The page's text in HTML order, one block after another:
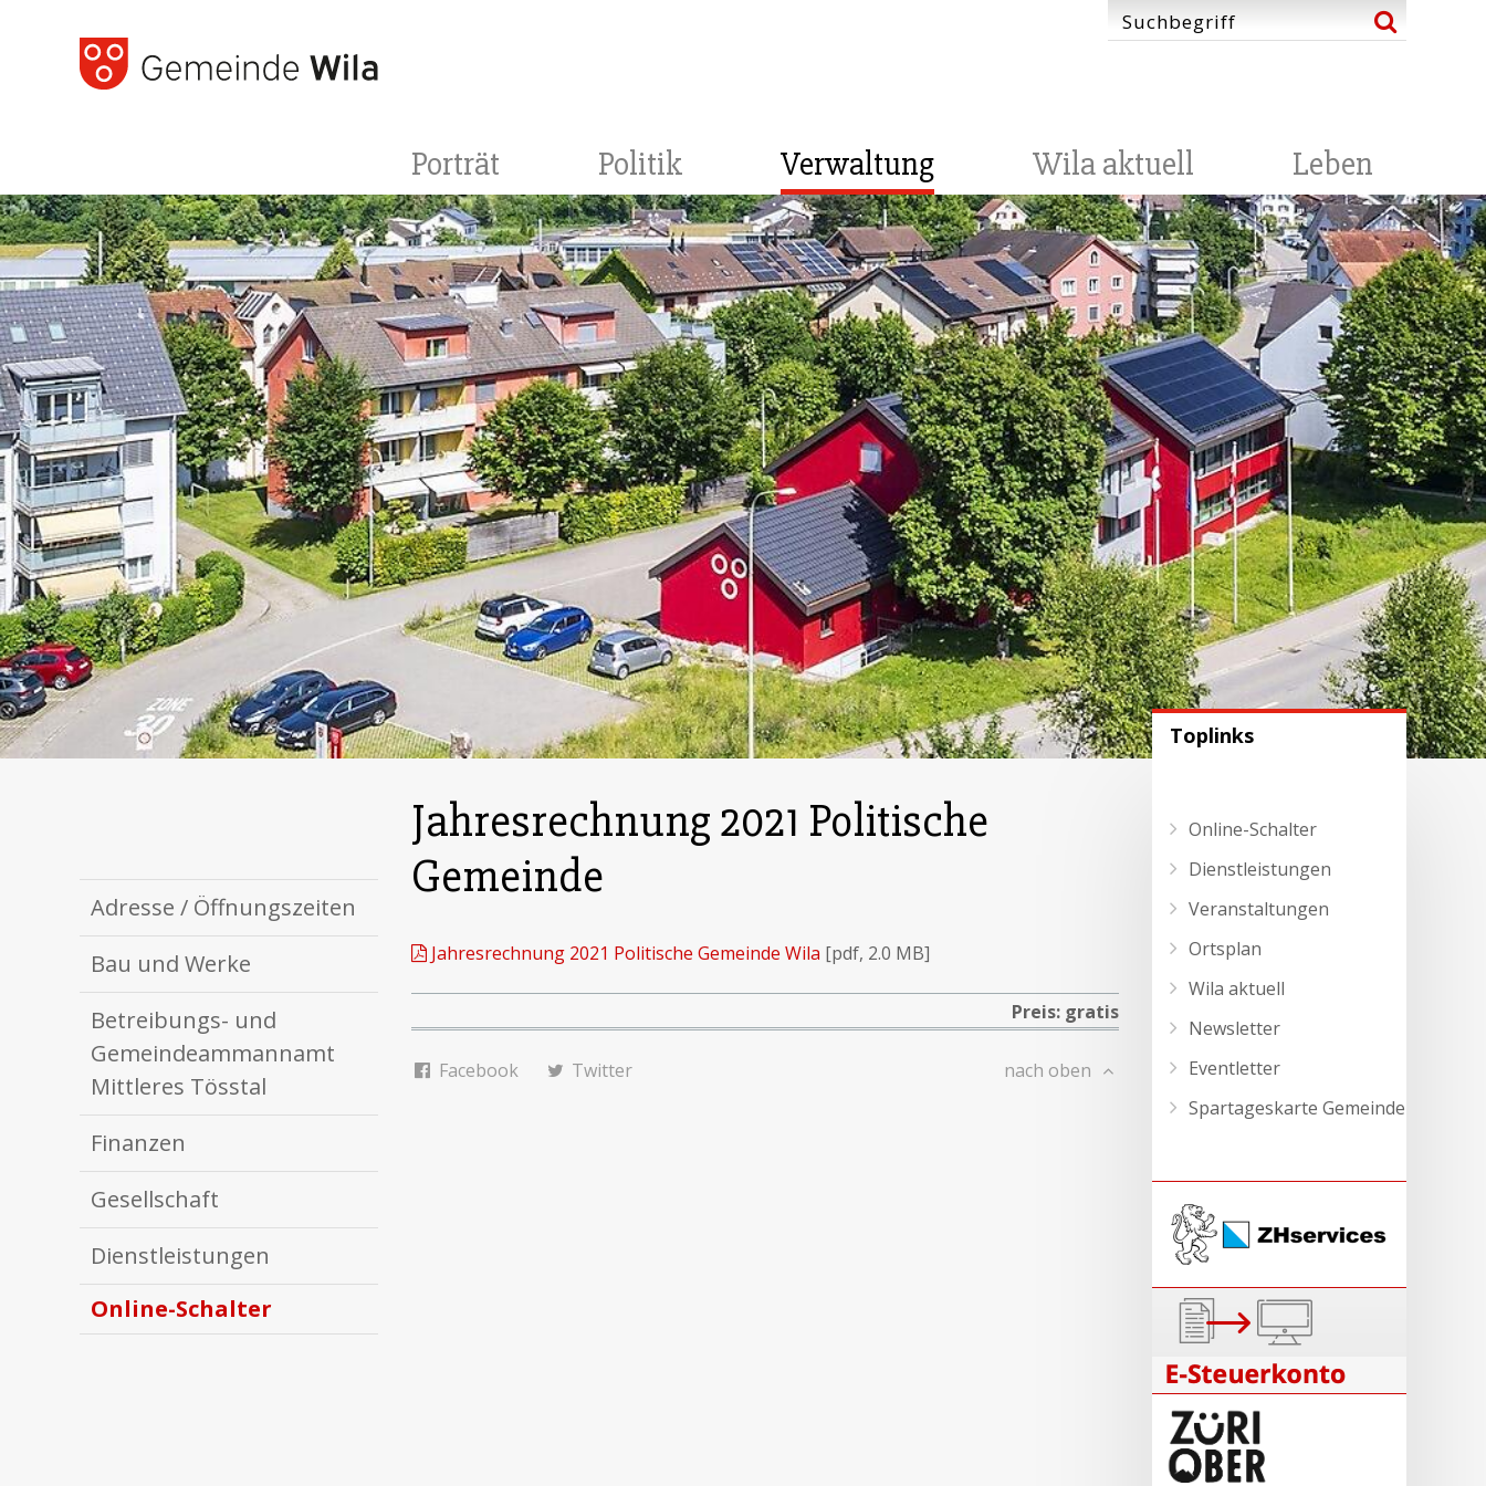
Porträt Politik Verwaltung Wila aktuell Leben
Adresse / Öffnungszeiten
Bau und Werke
Betreibungs- und
Gemeindeammannamt
Mittleres Tösstal
Finanzen
Gesellschaft
Dienstleistungen
Online-Schalter
Jahresrechnung 2021 Politische
Gemeinde
Jahresrechnung 2021 Politische Gemeinde Wila [pdf, 2.0 MB]
Preis: gratis
Facebook Twitter nach oben
Toplinks
Online-Schalter
Dienstleistungen
Veranstaltungen
Ortsplan
Wila aktuell
Newsletter
Eventletter
Spartageskarte Gemeinde